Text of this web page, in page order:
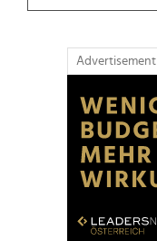
Advertisement